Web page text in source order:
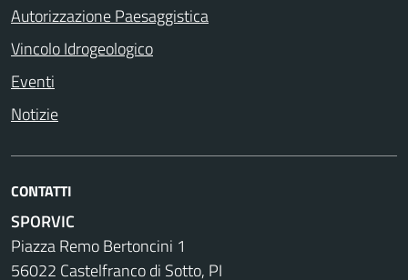
Autorizzazione Paesaggistica
Vincolo Idrogeologico
Eventi
Notizie
CONTATTI
SPORVIC
Piazza Remo Bertoncini 1
56022 Castelfranco di Sotto, PI